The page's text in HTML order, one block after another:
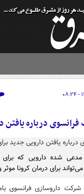
درباره یافتن
شده دارویی که برای
برای درمان کرونا
داروسازی فرانسوی